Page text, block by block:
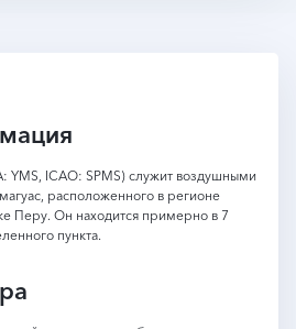
YMS, ICAO: SPMS) служит воздушными
расположенного в регионе
Перу. Он находится примерно в 7
пункта.